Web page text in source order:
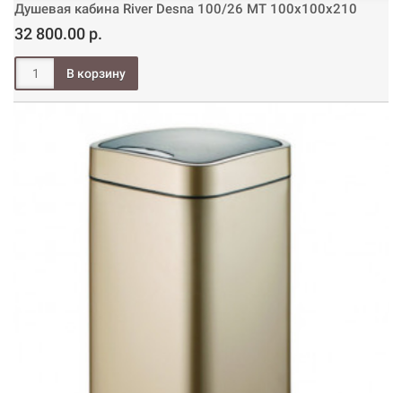
Душевая кабина River Desna 100/26 МТ 100х100х210
32 800.00 р.